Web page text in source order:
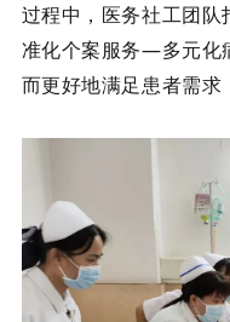
过程中，医务社工团队
准化个案服务—多元化
而更好地满足患者需求